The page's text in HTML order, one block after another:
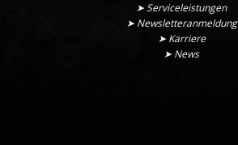
➤ Serviceleistungen
➤ Newsletteranmeldung
➤ Karriere
➤ News